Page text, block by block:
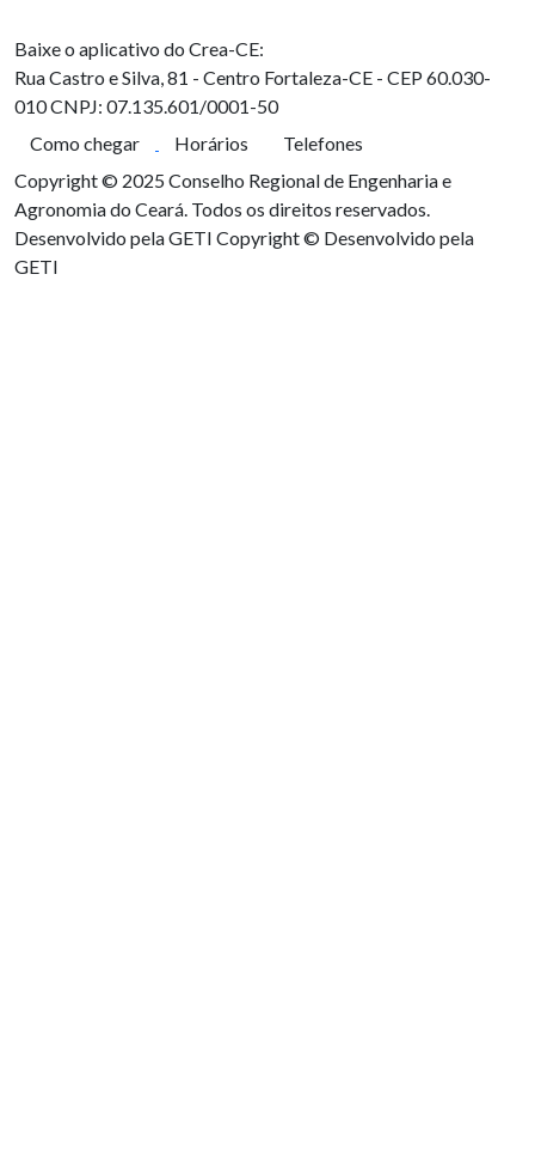
Baixe o aplicativo do Crea-CE:
Rua Castro e Silva, 81 - Centro Fortaleza-CE - CEP 60.030-
010CNPJ: 07.135.601/0001-50
Como chegar
Horários
Telefones
Copyright © 2025 Conselho Regional de Engenharia e
Agronomia do Ceará. Todos os direitos reservados.
Desenvolvido pela GETI Copyright © Desenvolvido pela
GETI